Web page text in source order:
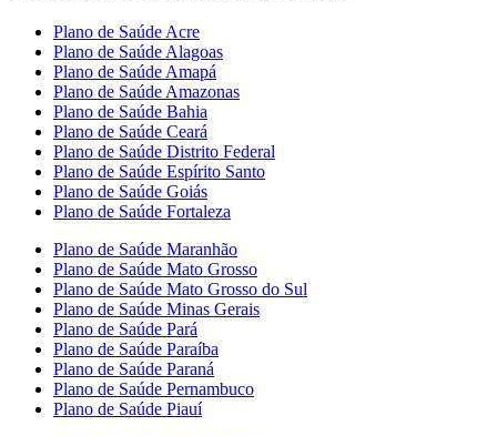
Plano de Saúde Acre
Plano de Saúde Alagoas
Plano de Saúde Amapá
Plano de Saúde Amazonas
Plano de Saúde Bahia
Plano de Saúde Ceará
Plano de Saúde Distrito Federal
Plano de Saúde Espírito Santo
Plano de Saúde Goiás
Plano de Saúde Fortaleza
Plano de Saúde Maranhão
Plano de Saúde Mato Grosso
Plano de Saúde Mato Grosso do Sul
Plano de Saúde Minas Gerais
Plano de Saúde Pará
Plano de Saúde Paraíba
Plano de Saúde Paraná
Plano de Saúde Pernambuco
Plano de Saúde Piauí